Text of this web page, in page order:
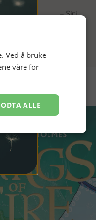
– Siri
Ved å bruke
våre for
ALLE